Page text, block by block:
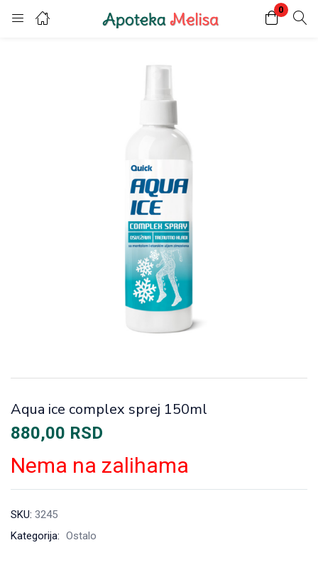
0
Login Register
Aqua ice complex sprej 150ml
880,00 RSD
Nema na zalihama
SKU: 3245
Kategorija: Ostalo